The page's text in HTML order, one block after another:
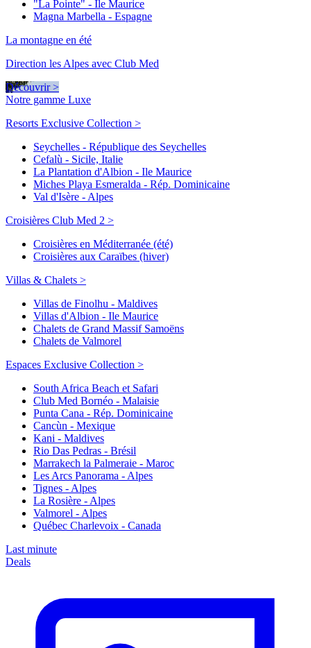
"La Pointe" - Ile Maurice
Magna Marbella - Espagne
La montagne en été
Direction les Alpes avec Club Med
Découvrir >
Notre gamme Luxe
Resorts Exclusive Collection >
Seychelles - République des Seychelles
Cefalù - Sicile, Italie
La Plantation d'Albion - Ile Maurice
Miches Playa Esmeralda - Rép. Dominicaine
Val d'Isère - Alpes
Croisières Club Med 2 >
Croisières en Méditerranée (été)
Croisières aux Caraïbes (hiver)
Villas & Chalets >
Villas de Finolhu - Maldives
Villas d'Albion - Ile Maurice
Chalets de Grand Massif Samoëns
Chalets de Valmorel
Espaces Exclusive Collection >
South Africa Beach et Safari
Club Med Bornéo - Malaisie
Punta Cana - Rép. Dominicaine
Cancùn - Mexique
Kani - Maldives
Rio Das Pedras - Brésil
Marrakech la Palmeraie - Maroc
Les Arcs Panorama - Alpes
Tignes - Alpes
La Rosière - Alpes
Valmorel - Alpes
Québec Charlevoix - Canada
Last minute
Deals